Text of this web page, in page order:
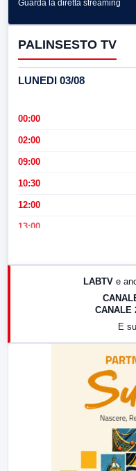
Guarda la diretta streaming
PALINSESTO TV
LUNEDI 03/08
00:00
02:00
09:00
10:30
12:00
13:00
17:00
LABTV e
CANALE
E